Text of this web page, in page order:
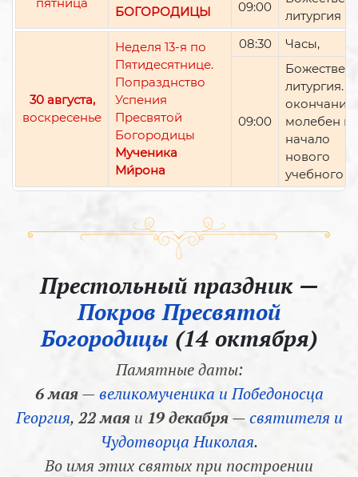
пятница
БОГОРОДИЦЫ
09:00
литургия
30 августа,
воскресенье
Неделя 13-я по
Пятидесятнице.
Попразднство
Успения
Пресвятой
Богородицы
Мученика
Ми́рона
08:30 Часы,
09:00
литургия.
окончании
молебен
начало
нового
учебного
Престольный праздник —
Покров Пресвятой
Богородицы (14 октября)
Памятные даты:
6 мая—великомученика и Победоносца
Георгия, 22 маяи 19 декабря—святителя и
Чудотворца Николая.
Во имя этих святых при построении